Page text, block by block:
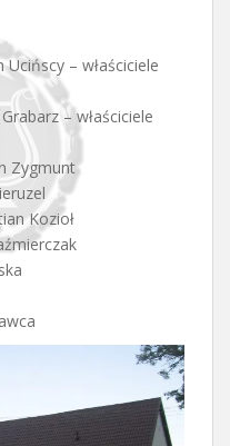
– właściciele
– właściciele
Zygmunt
Kozioł